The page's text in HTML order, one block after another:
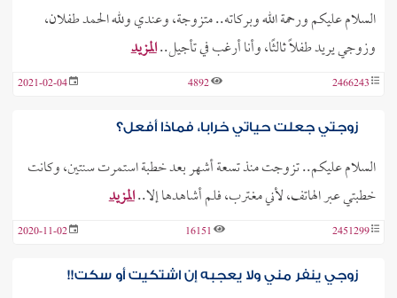
السلام عليكم ورحمة الله وبركاته.. متزوجة، وعندي ولله الحمد طفلان،
وزوجي يريد طفلًا ثالثًا، وأنا أرغب في تأجيل..المزيد
2466243
4892
2021-02-04
زوجتي جعلت حياتي خرابا، فماذا أفعل؟
السلام عليكم.. تزوجت منذ تسعة أشهر بعد خطبة استمرت سنتين، وكانت
خطبتي عبر الهاتف، لأني مغترب، فلم أشاهدها إلا..المزيد
2451299
16151
2020-11-02
زوجي ينفر مني ولا يعجبه إن اشتكيت أو سكت!!